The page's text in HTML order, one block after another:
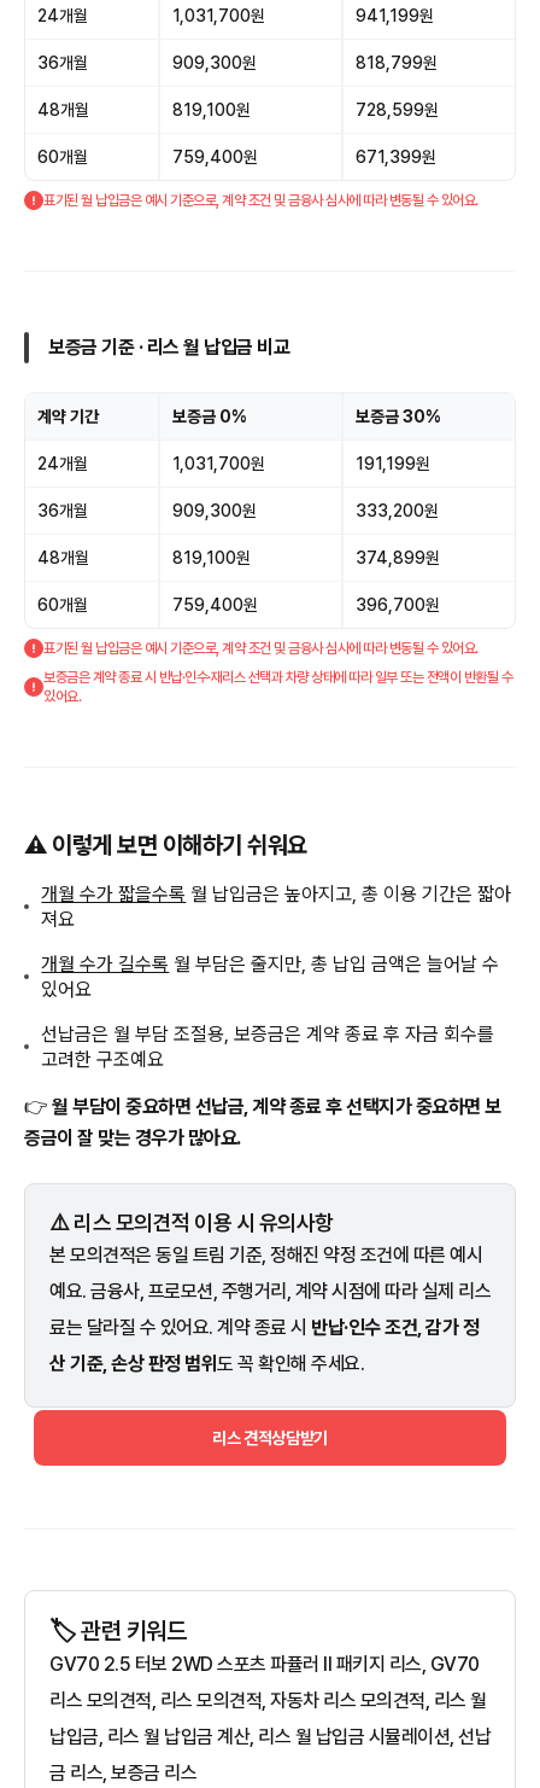
24개월 1,031,700원 941,199원
36개월 909,300원 818,799원
48개월 819,100원 728,599원
60개월 759,400원 671,399원
표기된 월 납입금은 예시 기준으로, 계약 조건 및 금융사 심사에 따라 변동될 수 있어요.
보증금 기준 · 리스 월 납입금 비교
계약 기간 보증금 0% 보증금 30%
24개월 1,031,700원 191,199원
36개월 909,300원 333,200원
48개월 819,100원 374,899원
60개월 759,400원 396,700원
표기된 월 납입금은 예시 기준으로, 계약 조건 및 금융사 심사에 따라 변동될 수 있어요.
보증금은 계약 종료 시 반납·인수·재리스 선택과 차량 상태에 따라 일부 또는 전액이 반환될 수
있어요.
⚠️ 이렇게 보면 이해하기 쉬워요
개월 수가 짧을수록 월 납입금은 높아지고, 총 이용 기간은 짧아
져요
개월 수가 길수록 월 부담은 줄지만, 총 납입 금액은 늘어날 수
있어요
선납금은 월 부담 조절용, 보증금은 계약 종료 후 자금 회수를
고려한 구조예요
👉 월 부담이 중요하면 선납금, 계약 종료 후 선택지가 중요하면 보
증금이 잘 맞는 경우가 많아요.
⚠️ 리스 모의견적 이용 시 유의사항
본 모의견적은 동일 트림 기준, 정해진 약정 조건에 따른 예시
예요. 금융사, 프로모션, 주행거리, 계약 시점에 따라 실제 리스
료는 달라질 수 있어요. 계약 종료 시 반납·인수 조건, 감가 정
산 기준, 손상 판정 범위도 꼭 확인해 주세요.
리스 견적상담받기
🏷️ 관련 키워드
GV70 2.5 터보 2WD 스포츠 파퓰러 Il 패키지 리스, GV70
리스 모의견적, 리스 모의견적, 자동차 리스 모의견적, 리스 월
납입금, 리스 월 납입금 계산, 리스 월 납입금 시뮬레이션, 선납
금 리스, 보증금 리스